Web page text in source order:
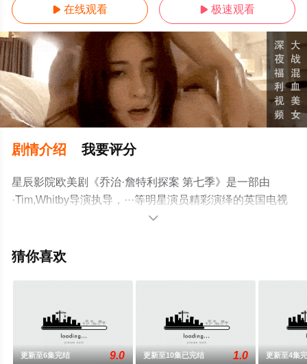
 在线观看  极速观看
剧情介绍 我要评分
星辰影院欧美剧《乔治·詹特利探案 第七季》是一部由
·Tim,Whitby导演执导，···等明星演员精彩演绎的英国电视
剧，大结局剧情已揭晓（更新至4集完结），手机免费观看
剧提前免费观看，更多剧情信息可移步至豆瓣电视剧、电

猜你喜欢
更新至6集完结 9.0 更新至10集已完结 1.0 更新至4集